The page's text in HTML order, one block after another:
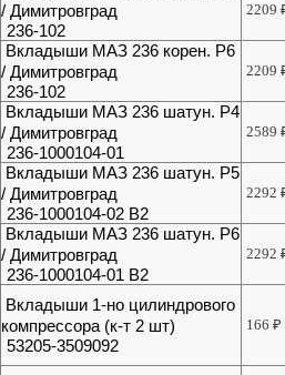
/ Димитровград
236-102
2209
Вкладыши МАЗ 236 корен. Р6
/ Димитровград
236-102
2209
Вкладыши МАЗ 236 шатун. Р4
/ Димитровград
236-1000104-01
2589
Вкладыши МАЗ 236 шатун. Р5
/ Димитровград
236-1000104-02 В2
2292
Вкладыши МАЗ 236 шатун. Р6
/ Димитровград
236-1000104-01 В2
2292
Вкладыши 1-но цилиндрового
компрессора (к-т 2 шт)
53205-3509092
166₽